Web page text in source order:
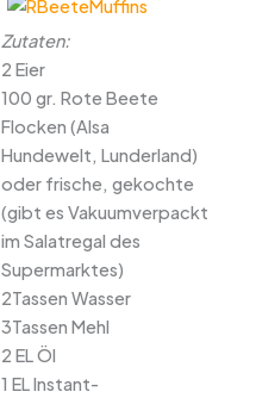
Zutaten:
2 Eier
100 gr. Rote Beete
Flocken (Alsa
Hundewelt, Lunderland)
oder frische, gekochte
(gibt es Vakuumverpackt
im Salatregal des
Supermarktes)
2Tassen Wasser
3Tassen Mehl
2 EL Öl
1 EL Instant-